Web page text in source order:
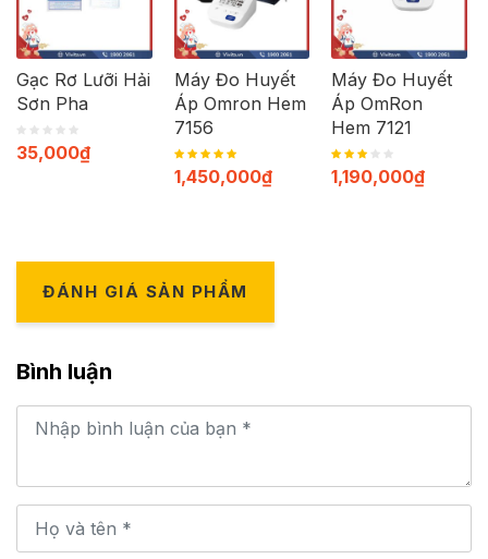
Gạc Rơ Lưỡi Hải
Sơn Pha
35,000₫
Máy Đo Huyết
Áp Omron Hem
7156
1,450,000₫
Máy Đo Huyết
Áp OmRon
Hem 7121
1,190,000₫
ĐÁNH GIÁ SẢN PHẨM
Bình luận